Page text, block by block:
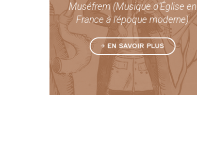
Muséfrem (Musique d’Église en
France à l’époque moderne)
EN SAVOIR PLUS